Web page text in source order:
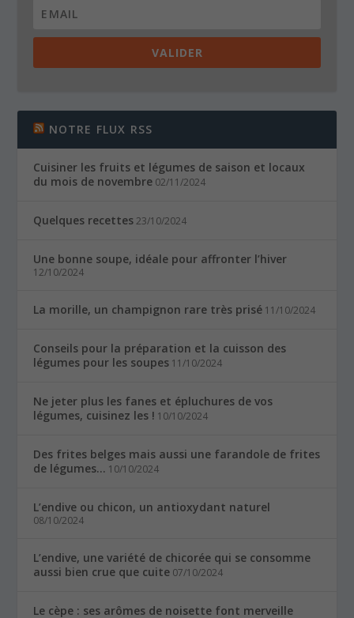
VALIDER
NOTRE FLUX RSS
Cuisiner les fruits et légumes de saison et locaux
du mois de novembre 02/11/2024
Quelques recettes 23/10/2024
Une bonne soupe, idéale pour affronter l’hiver
12/10/2024
La morille, un champignon rare très prisé 11/10/2024
Conseils pour la préparation et la cuisson des
légumes pour les soupes 11/10/2024
Ne jeter plus les fanes et épluchures de vos
légumes, cuisinez les ! 10/10/2024
Des frites belges mais aussi une farandole de frites
de légumes… 10/10/2024
L’endive ou chicon, un antioxydant naturel
08/10/2024
L’endive, une variété de chicorée qui se consomme
aussi bien crue que cuite 07/10/2024
Le cèpe : ses arômes de noisette font merveille